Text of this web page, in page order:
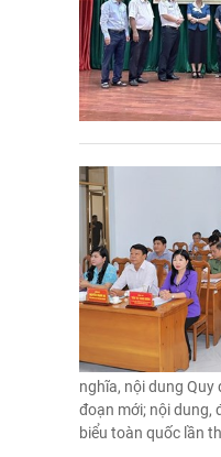
nghĩa, nội dung
đoạn mới; nội dung,
biểu toàn quốc lần